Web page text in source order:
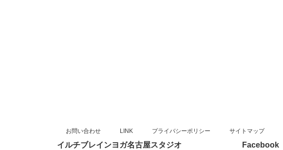
お問い合わせ LINK プライバシーポリシー サイトマップ
イルチブレインヨガ名古屋スタジオ Facebook